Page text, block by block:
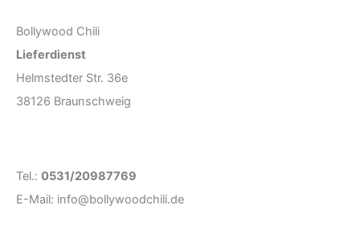
Bollywood Chili
Lieferdienst
Helmstedter Str. 36e
38126 Braunschweig
Tel.: 0531/20987769
E-Mail: info@bollywoodchili.de